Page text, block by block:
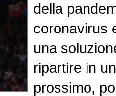
della
coronavirus
una
ripartire in
prossimo,